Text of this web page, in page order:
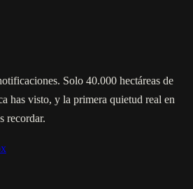
Solo 40.000 hectáreas de
has visto, y la primera quietud real en
recordar.